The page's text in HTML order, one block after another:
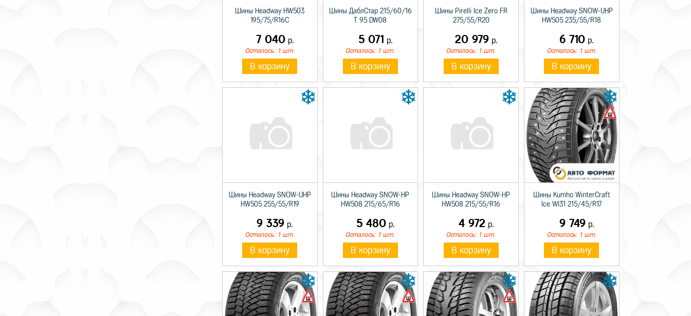
Шины Headway HW503
195/75/R16C
7 040р.
Осталось: 1 шт.
В корзину
Шины ДаблСтар 215/60/16
T 95 DW08
5 071 р.
Осталось: 1 шт.
В корзину
Шины Pirelli Ice Zero FR
275/55/R20
20 979р.
Осталось: 1 шт.
В корзину
Шины Headway SNOW-UHP
HW505 235/55/R18
6 710 р.
Осталось: 1 шт.
В корзину
Шины Headway SNOW-UHP
HW505 255/55/R19
9 339 р.
Осталось: 1 шт.
В корзину
Шины Headway SNOW-HP
HW508 215/65/R16
5 480р.
Осталось: 1 шт.
В корзину
Шины Headway SNOW-HP
HW508 215/55/R16
4 972 р.
Осталось: 1 шт.
В корзину
Шины Kumho WinterCraft
Ice WI31 215/45/R17
9 749р.
Осталось: 1 шт.
В корзину